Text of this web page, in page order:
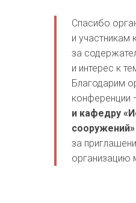
Спасибо
и участникам
за
и интерес к
Благодарим
конференции
и кафедру
сооружений»
за
организацию